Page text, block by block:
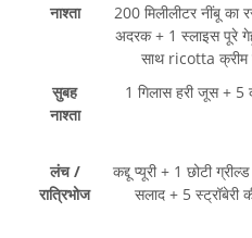
नाश्ता
200 मिलीलीटर नींबू का
अदरक + 1 स्लाइस पूरे
साथ ricotta
सुबह
नाश्ता
1 गिलास हरी जूस + 5
लंच /
रात्रिभोज
कद्दू प्यूरी + 1 छोटी
सलाद + 5 स्ट्रॉबेरी